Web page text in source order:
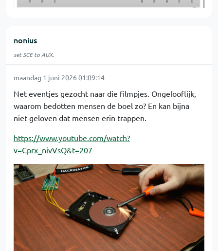
nonius
set SCE to AUX.
maandag 1 juni 2026 01:09:14
Net eventjes gezocht naar die filmpjes. Ongelooflijk,
waarom bedotten mensen de boel zo? En kan bijna
niet geloven dat mensen erin trappen.
https://www.youtube.com/watch?
v=Cprx_nivVsQ&t=207